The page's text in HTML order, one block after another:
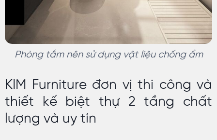
Phòng tắm nên sử dụng vật liệu chống ẩm
KIM Furniture đơn vị thi công và
thiết kế biệt thự 2 tầng chất
lượng và uy tín